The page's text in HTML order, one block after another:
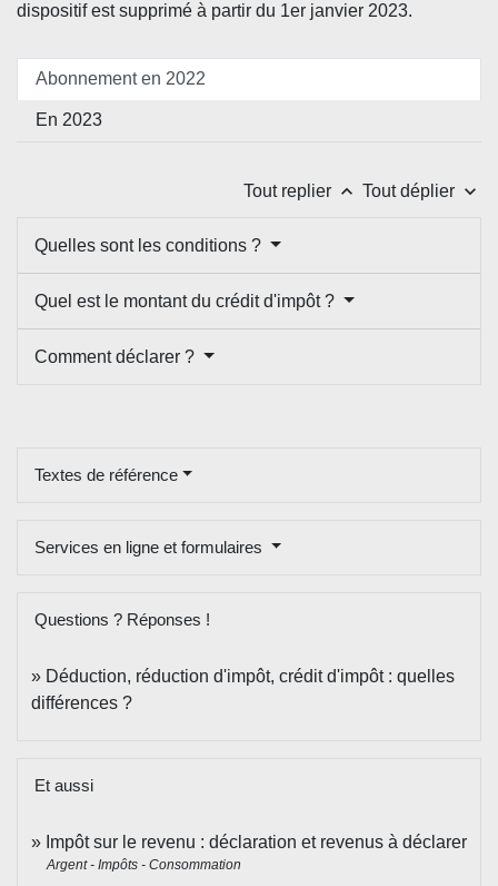
dispositif est supprimé à partir du 1er janvier 2023.
Abonnement en 2022
En 2023
Tout replier keyboard_arrow_up Tout déplier keyboard_arrow_down
Quelles sont les conditions ?
Quel est le montant du crédit d'impôt ?
Comment déclarer ?
Textes de référence
Services en ligne et formulaires
Questions ? Réponses !
Déduction, réduction d'impôt, crédit d'impôt : quelles
différences ?
Et aussi
Impôt sur le revenu : déclaration et revenus à déclarer
Argent - Impôts - Consommation